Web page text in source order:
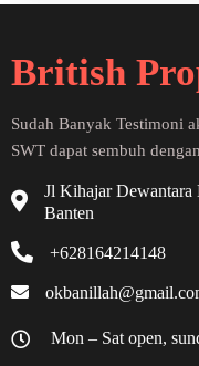
British
Sudah Banyak Testimoni
SWT dapat sembuh
Jl Kihajar Dewantara
Banten
+628164214148
Mon – Sat open,